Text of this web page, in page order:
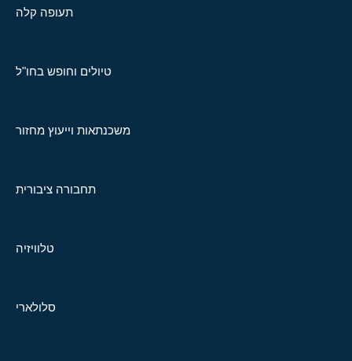
תעופה קלה
טיולים וחופש בחו"ל
משכנתאות וייעוץ מחזור
תחבורה ציבורית
טלוויזיה
סלולארי